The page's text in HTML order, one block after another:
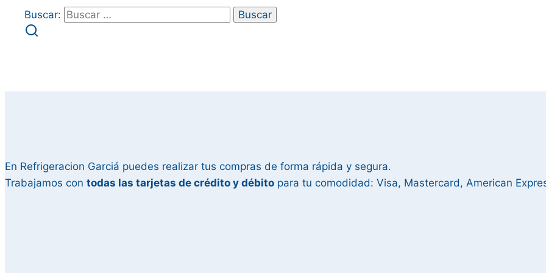
Buscar:
En Refrigeracion Garciá puedes realizar tus compras de forma rápida y segura.
Trabajamos con todas las tarjetas de crédito y débito para tu comodidad: Visa, Mastercard, American